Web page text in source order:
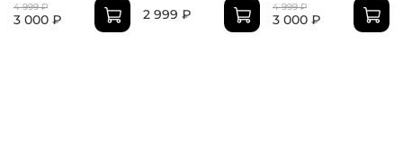
4 999 ₽
3 000 ₽ 2 999 ₽ 4 999 ₽
3 000 ₽